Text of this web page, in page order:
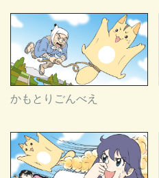
かもとりごんべえ